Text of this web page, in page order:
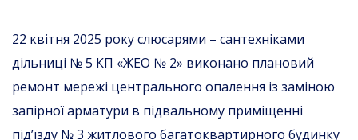
22 квітня 2025 року слюсарями – сантехніками
дільниці № 5 КП «ЖЕО № 2» виконано плановий
ремонт мережі центрального опалення із заміною
запірної арматури в підвальному приміщенні
під’їзду № 3 житлового багатоквартирного будинку